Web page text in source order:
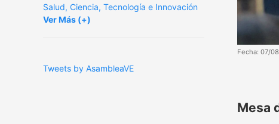
Salud, Ciencia, Tecnología e Innovación
Ver Más (+)
Tweets by AsambleaVE
Fecha: 07/
Mesa